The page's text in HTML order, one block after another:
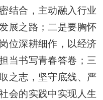
结合，主动融入行业
展之路；二是要胸怀
位深耕细作，以经济
当书写青春答卷；三
之志，坚守底线、严
会的实践中实现人生